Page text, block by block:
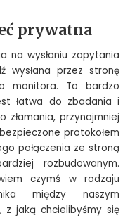
prywatna
na wysłaniu zapytania
wysłana przez stronę
monitora. To bardzo
łatwa do zbadania i
złamania, przynajmniej
protokołem
połączenia ze stroną
rozbudowanym.
czymś w rodzaju
między naszym
jaką chcielibyśmy się